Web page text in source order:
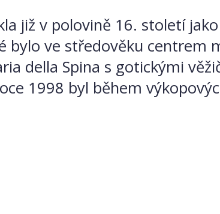
již v polovině 16. století
bylo ve středověku centrem
della Spina s gotickými
1998 byl během